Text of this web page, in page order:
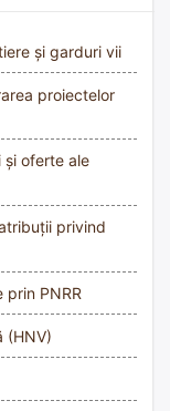
și garduri vii
proiectelor
și oferte ale
privind
PNRR
(HNV)